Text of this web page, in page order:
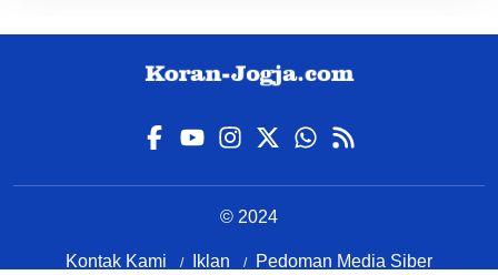
© 2024
Kontak Kami Iklan Pedoman Media Siber